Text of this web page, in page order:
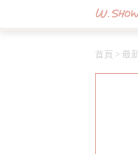
首頁 > 最